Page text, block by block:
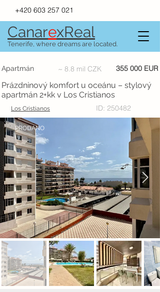
+420 603 257 021
CanarexReal
Tenerife, where dreams are located.
Apartmán ~ 8.8 mil CZK 355 000 EUR
Prázdninový komfort u oceánu – stylový
apartmán 2+kk v Los Cristianos
Los Cristianos ID: 250482
PRODÁNO